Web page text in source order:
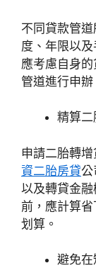
不同貸款管
度、年限以
應考慮自身
管道進行申辦
精算二
申請二胎轉
資二胎房貸公
以及轉貸金
前，應計算
划算。
避免